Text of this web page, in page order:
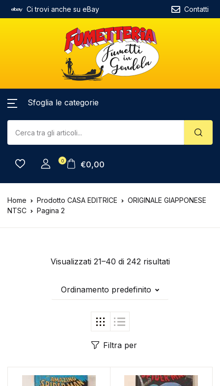
Ci trovi anche su eBay Contatti
Sfoglia le categorie
0 €0,00
Home Prodotto CASA EDITRICE
ORIGINALE GIAPPONESE
NTSC
Pagina 2
Visualizzati 21–40 di 242 risultati
Ordinamento predefinito
Filtra per